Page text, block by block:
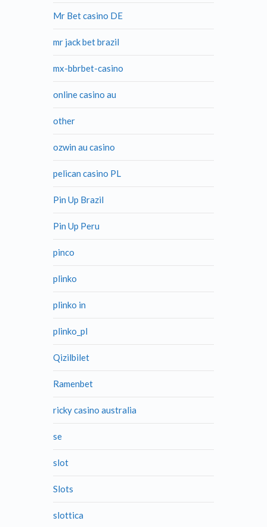
Mr Bet casino DE
mr jack bet brazil
mx-bbrbet-casino
online casino au
other
ozwin au casino
pelican casino PL
Pin Up Brazil
Pin Up Peru
pinco
plinko
plinko in
plinko_pl
Qizilbilet
Ramenbet
ricky casino australia
se
slot
Slots
slottica